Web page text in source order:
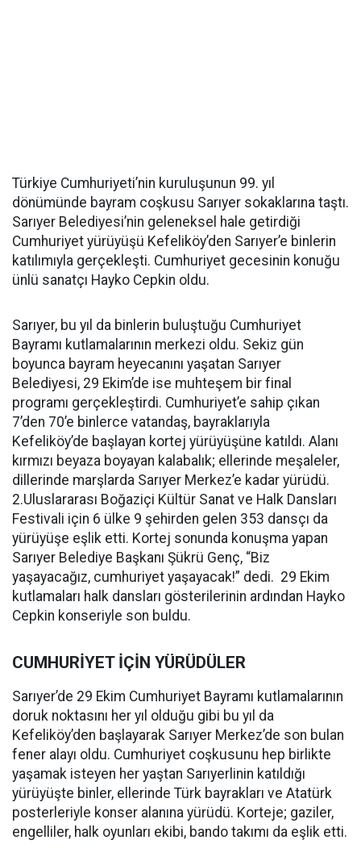
Türkiye Cumhuriyeti’nin kuruluşunun 99. yıl
dönümünde bayram coşkusu Sarıyer sokaklarına taştı.
Sarıyer Belediyesi’nin geleneksel hale getirdiği
Cumhuriyet yürüyüşü Kefeliköy’den Sarıyer’e binlerin
katılımıyla gerçekleşti. Cumhuriyet gecesinin konuğu
ünlü sanatçı Hayko Cepkin oldu.
Sarıyer, bu yıl da binlerin buluştuğu Cumhuriyet
Bayramı kutlamalarının merkezi oldu. Sekiz gün
boyunca bayram heyecanını yaşatan Sarıyer
Belediyesi, 29 Ekim’de ise muhteşem bir final
programı gerçekleştirdi. Cumhuriyet’e sahip çıkan
7’den 70’e binlerce vatandaş, bayraklarıyla
Kefeliköy’de başlayan kortej yürüyüşüne katıldı. Alanı
kırmızı beyaza boyayan kalabalık; ellerinde meşaleler,
dillerinde marşlarda Sarıyer Merkez’e kadar yürüdü.
2.Uluslararası Boğaziçi Kültür Sanat ve Halk Dansları
Festivali için 6 ülke 9 şehirden gelen 353 dansçı da
yürüyüşe eşlik etti. Kortej sonunda konuşma yapan
Sarıyer Belediye Başkanı Şükrü Genç, “Biz
yaşayacağız, cumhuriyet yaşayacak!” dedi. 29 Ekim
kutlamaları halk dansları gösterilerinin ardından Hayko
Cepkin konseriyle son buldu.
CUMHURİYET İÇİN YÜRÜDÜLER
Sarıyer’de 29 Ekim Cumhuriyet Bayramı kutlamalarının
doruk noktasını her yıl olduğu gibi bu yıl da
Kefeliköy’den başlayarak Sarıyer Merkez’de son bulan
fener alayı oldu. Cumhuriyet coşkusunu hep birlikte
yaşamak isteyen her yaştan Sarıyerlinin katıldığı
yürüyüşte binler, ellerinde Türk bayrakları ve Atatürk
posterleriyle konser alanına yürüdü. Korteje; gaziler,
engelliler, halk oyunları ekibi, bando takımı da eşlik etti.